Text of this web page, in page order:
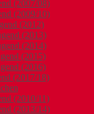
(2007/08)
(2009/10)
(2012)
(2013)
(2014)
(2015)
(2016)
(2017/18)
(2010/11)
(2013/14)